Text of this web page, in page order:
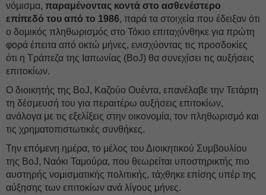
νόμισμα, παραμένοντας κοντά στο ασθενέστερο
επίπεδό του από το 1986, παρά τα στοιχεία που έδειξαν ότι
ο δομικός πληθωρισμός στο Τόκιο επιταχύνθηκε για πρώτη
φορά έπειτα από οκτώ μήνες, ενισχύοντας τις προσδοκίες
ότι η Τράπεζα της Ιαπωνίας (BoJ) θα συνεχίσει τις αυξήσεις
επιτοκίων.
Ο διοικητής της BoJ, Καζούο Ουέντα, επανέλαβε την Τετάρτη
τη δέσμευσή του για περαιτέρω αυξήσεις επιτοκίων,
ανάλογα με τις εξελίξεις στην οικονομία, τον πληθωρισμό και
τις χρηματοπιστωτικές συνθήκες.
Την επόμενη ημέρα, το μέλος του Διοικητικού Συμβουλίου
της BoJ, Ναόκι Ταμούρα, που θεωρείται υποστηρικτής πιο
αυστηρής νομισματικής πολιτικής, τάχθηκε επίσης υπέρ της
αύξησης των επιτοκίων ανά λίγους μήνες.